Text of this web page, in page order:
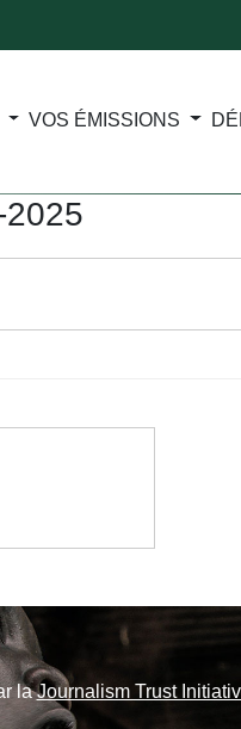
VOS ÉMISSIONS
laJournalism Trust